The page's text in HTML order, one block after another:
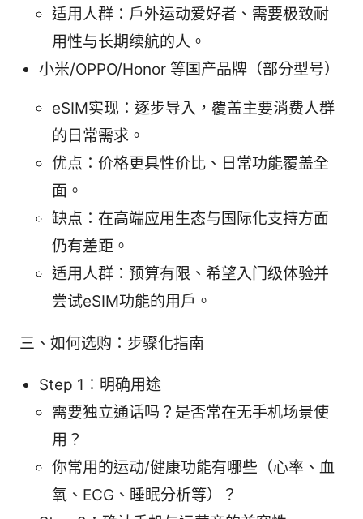
适用人群：户外运动爱好者、需要极致耐
用性与长期续航的人。
小米/OPPO/Honor 等国产品牌（部分型号）
eSIM实现：逐步导入，覆盖主要消费人群
的日常需求。
优点：价格更具性价比、日常功能覆盖全
面。
缺点：在高端应用生态与国际化支持方面
仍有差距。
适用人群：预算有限、希望入门级体验并
尝试eSIM功能的用户。
三、如何选购：步骤化指南
Step 1：明确用途
需要独立通话吗？是否常在无手机场景使
用？
你常用的运动/健康功能有哪些（心率、血
氧、ECG、睡眠分析等）？